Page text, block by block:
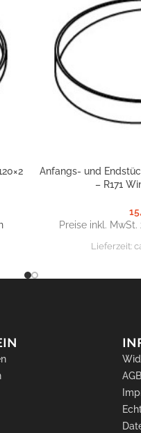
IN DEN WARENKORB
Anfangs- und
– R171
Preise inkl.
Lieferzeit:
AGB